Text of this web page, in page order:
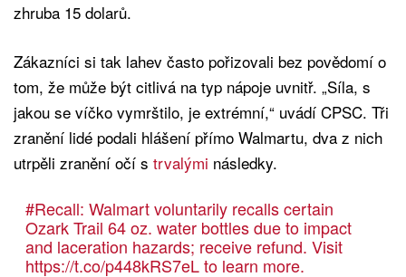
zhruba 15 dolarů.
Zákazníci si tak lahev často pořizovali bez povědomí o
tom, že může být citlivá na typ nápoje uvnitř. „Síla, s
jakou se víčko vymrštilo, je extrémní,“ uvádí CPSC. Tři
zranění lidé podali hlášení přímo Walmartu, dva z nich
utrpěli zranění očí s trvalými následky.
#Recall: Walmart voluntarily recalls certain
Ozark Trail 64 oz. water bottles due to impact
and laceration hazards; receive refund. Visit
https://t.co/p448kRS7eLto learn more.